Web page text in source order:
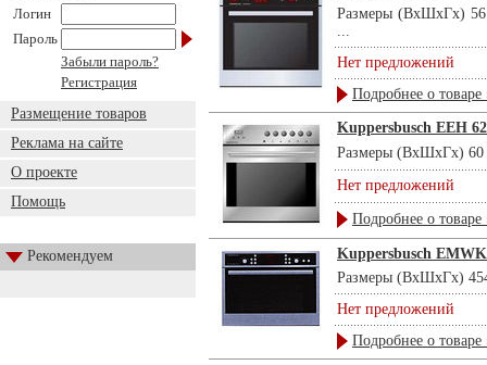
Логин
Пароль
Забыли пароль?
Регистрация
Размещение товаров
Реклама на сайте
О проекте
Помощь
Рекомендуем
Размеры (ВхШхГх) 56
...
Нет предложений
Подробнее о товаре
Kuppersbusch EEH
Размеры (ВхШхГх) 60
Нет предложений
Подробнее о товаре
Kuppersbusch
Размеры (ВхШхГх)
Нет предложений
Подробнее о товаре